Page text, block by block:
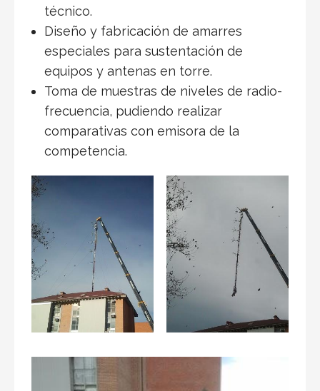
técnico.
Diseño y fabricación de amarres
especiales para sustentación de
equipos y antenas en torre.
Toma de muestras de niveles de radio-
frecuencia, pudiendo realizar
comparativas con emisora de la
competencia.